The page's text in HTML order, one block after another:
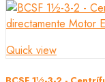
Quick view